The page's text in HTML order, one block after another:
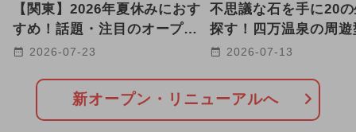
2026年2月のイベント
2026年3月のイベント
都民の日・県民の日・市民の日
【関東】2026年夏休みにおす
すめ！話題・注目のオープン
リニューアルスポット22選
2026-07-23
不思議な石を手に20
探す！四万温泉の周遊
タルアート体験が新登
2026-07-13
新オープン・リニューアルへ